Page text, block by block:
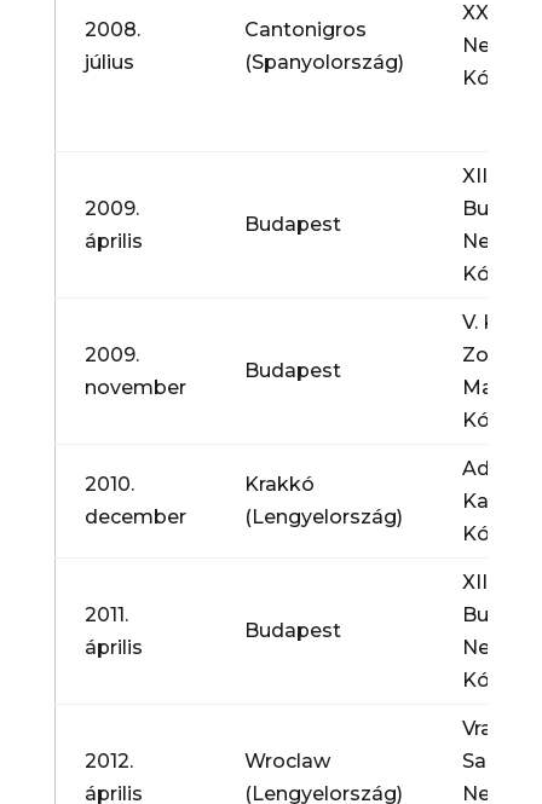
2008.
július
Cantonigros
(Spanyolország)
XXVI.
2009.
április
Budapest
XII.
2009.
november
Budapest
V.
Zoltán
Magyar
2010.
december
Krakkó
(Lengyelország)
Adventi
2011.
április
Budapest
XIII.
2012.
április
Wroclaw
(Lengyelország)
Sacra